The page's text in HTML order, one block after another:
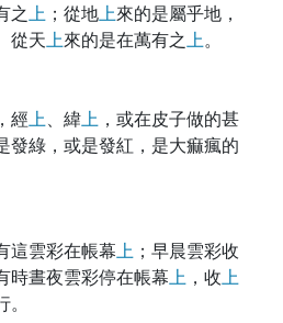
之上 ；從地上來的是屬乎地，
從天上來的是在萬有之上。
，經上、緯上 ，或在皮子做的甚
發綠，或是發紅，是大痲瘋的
這雲彩在帳幕上 ；早晨雲彩收
時晝夜雲彩停在帳幕上 ，收上